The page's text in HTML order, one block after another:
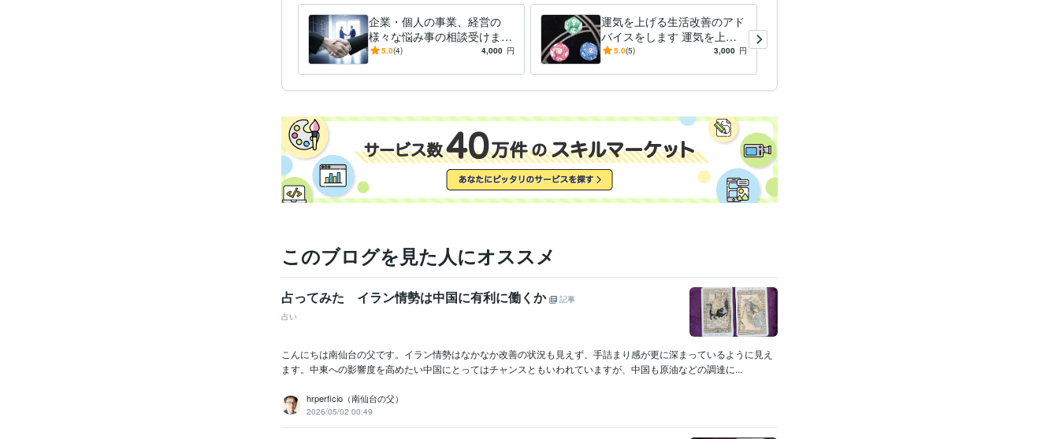
企業・個人の事業、経営の
様々な悩み事の相談受けます
コンサルタントとしてあなた
5.0(4) 4,000 円
運気を上げる生活改善のアド
バイスをします 運気を上げ
るために必要な意識・行動を
5.0(5) 3,000 円
このブログを見た人にオススメ
占ってみた イラン情勢は中国に有利に働くか
記事
占い
こんにちは南仙台の父です。イラン情勢はなかなか改善の状況も見えず、手詰まり感が更に深まっているように見え
ます。中東への影響度を高めたい中国にとってはチャンスともいわれていますが、中国も原油などの調達に...
hrperficio（南仙台の父）
2026/05/02 00:49